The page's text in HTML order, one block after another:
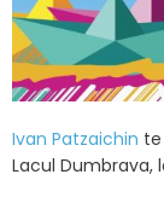
Ivan Patzaichin
Lacul Dumbrava,